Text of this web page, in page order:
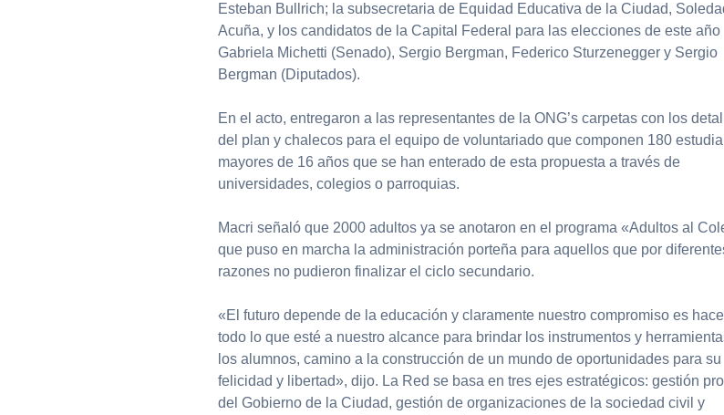
Esteban Bullrich; la subsecretaria de Equidad Educativa de la Ciudad,
Acuña, y los candidatos de la Capital Federal para las elecciones de este año
Gabriela Michetti (Senado), Sergio Bergman, Federico Sturzenegger y Sergio
Bergman (Diputados).
En el acto, entregaron a las representantes de la ONG’s carpetas con los
del plan y chalecos para el equipo de voluntariado que componen 180
mayores de 16 años que se han enterado de esta propuesta a través de
universidades, colegios o parroquias.
Macri señaló que 2000 adultos ya se anotaron en el programa «Adultos al
que puso en marcha la administración porteña para aquellos que por
razones no pudieron finalizar el ciclo secundario.
«El futuro depende de la educación y claramente nuestro compromiso es
todo lo que esté a nuestro alcance para brindar los instrumentos y
los alumnos, camino a la construcción de un mundo de oportunidades para su
felicidad y libertad», dijo. La Red se basa en tres ejes estratégicos: gestión
del Gobierno de la Ciudad, gestión de organizaciones de la sociedad civil y